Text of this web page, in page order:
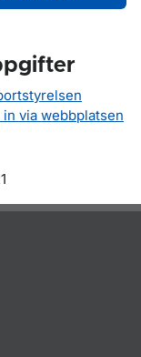
via webbplatsen